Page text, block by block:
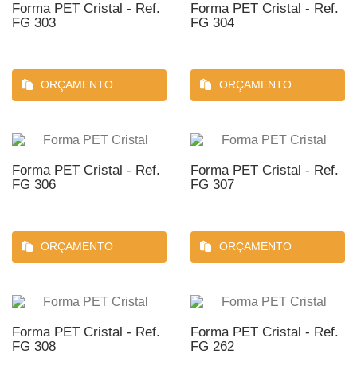
Forma PET Cristal - Ref.
FG 303
ORÇAMENTO
Forma PET Cristal - Ref.
FG 304
ORÇAMENTO
Forma PET Cristal - Ref.
FG 306
ORÇAMENTO
Forma PET Cristal - Ref.
FG 307
ORÇAMENTO
Forma PET Cristal - Ref.
FG 308
Forma PET Cristal - Ref.
FG 262